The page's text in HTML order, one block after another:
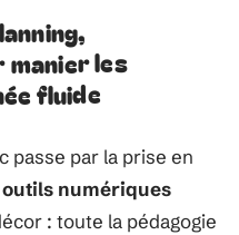
manier les
fluide
passe par la prise en
outils numériques
: toute la pédagogie